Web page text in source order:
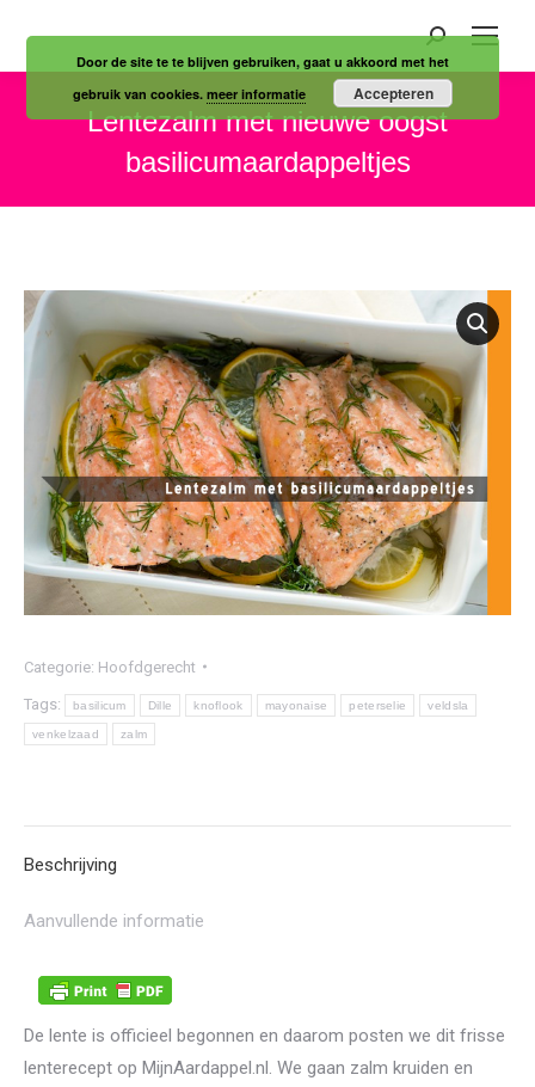
Zoeken:
Lentezalm met nieuwe oogst
basilicumaardappeltjes
Categorie: Hoofdgerecht
Tags: basilicum Dille knoflook mayonaise peterselie veldsla
venkelzaad zalm
Beschrijving
Aanvullende informatie
De lente is officieel begonnen en daarom posten we dit frisse
lenterecept op MijnAardappel.nl. We gaan zalm kruiden en
Door de site te te blijven gebruiken, gaat u akkoord met het
gebruik van cookies.meer informatie Accepteren